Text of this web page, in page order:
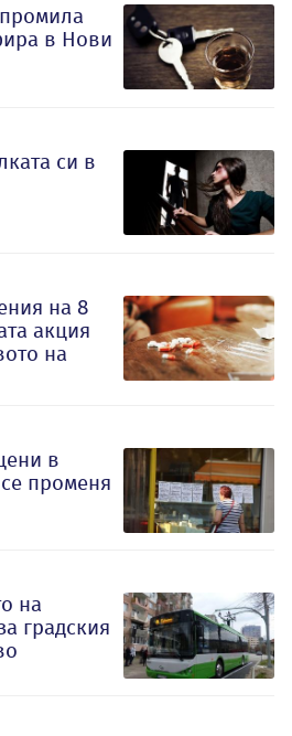
в Нови
си в
на 8
акция
на
в
променя
на
градския